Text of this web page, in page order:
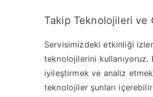
Takip Teknolojileri ve
Servisimizdeki etkinliği
teknolojilerini
iyileştirmek ve analiz
teknolojiler şunları